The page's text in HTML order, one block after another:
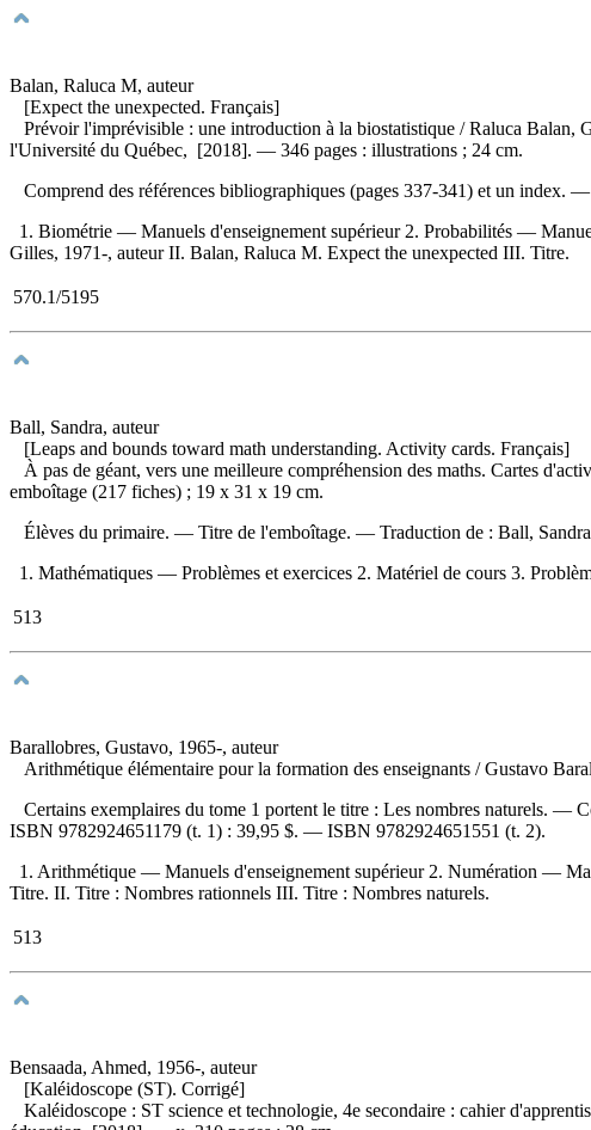
Balan, Raluca M, auteur
[Expect the unexpected. Français]
Prévoir l'imprévisible : une introduction à la biostatistique / Raluca Balan,
l'Université du Québec, [2018]. — 346 pages : illustrations ; 24 cm.
Comprend des références bibliographiques (pages 337-341) et un index. —
1. Biométrie — Manuels d'enseignement supérieur 2. Probabilités —
Gilles, 1971-, auteur II. Balan, Raluca M. Expect the unexpected III. Titre.
570.1/5195
Ball, Sandra, auteur
[Leaps and bounds toward math understanding. Activity cards. Français]
À pas de géant, vers une meilleure compréhension des maths. Cartes
emboîtage (217 fiches) ; 19 x 31 x 19 cm.
Élèves du primaire. — Titre de l'emboîtage. — Traduction de : Ball,
1. Mathématiques — Problèmes et exercices 2. Matériel de cours 3.
513
Barallobres, Gustavo, 1965-, auteur
Arithmétique élémentaire pour la formation des enseignants / Gustavo
Certains exemplaires du tome 1 portent le titre : Les nombres naturels. —
ISBN 9782924651179 (t. 1) : 39,95 $. — ISBN 9782924651551 (t. 2).
1. Arithmétique — Manuels d'enseignement supérieur 2. Numération —
Titre. II. Titre : Nombres rationnels III. Titre : Nombres naturels.
513
Bensaada, Ahmed, 1956-, auteur
[Kaléidoscope (ST). Corrigé]
Kaléidoscope : ST science et technologie, 4e secondaire : cahier